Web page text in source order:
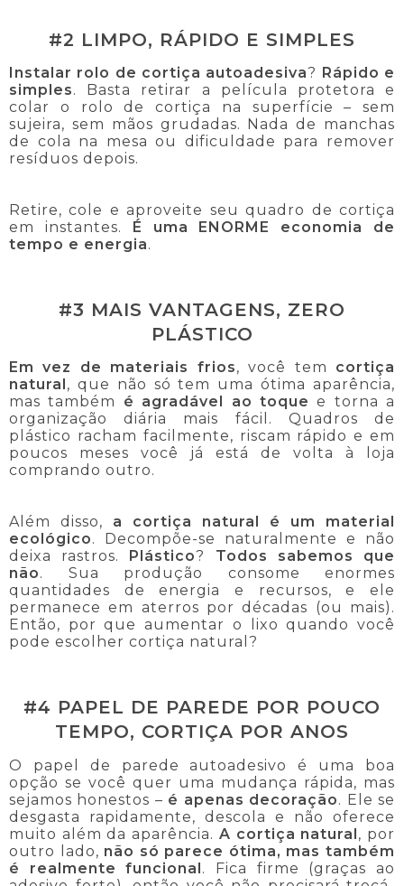
#2 LIMPO, RÁPIDO E SIMPLES
Instalar rolo de cortiça autoadesiva? Rápido e
simples. Basta retirar a película protetora e
colar o rolo de cortiça na superfície – sem
sujeira, sem mãos grudadas. Nada de manchas
de cola na mesa ou dificuldade para remover
resíduos depois.
Retire, cole e aproveite seu quadro de cortiça
em instantes. É uma ENORME economia de
tempo e energia.
#3 MAIS VANTAGENS, ZERO
PLÁSTICO
Em vez de materiais frios, você tem cortiça
natural , que não só tem uma ótima aparência,
mas também é agradável ao toque e torna a
organização diária mais fácil. Quadros de
plástico racham facilmente, riscam rápido e em
poucos meses você já está de volta à loja
comprando outro.
Além disso, a cortiça natural é um material
ecológico. Decompõe-se naturalmente e não
deixa rastros.
Plástico? Todos sabemos que
não. Sua produção consome enormes
quantidades de energia e recursos, e ele
permanece em aterros por décadas (ou mais).
Então, por que aumentar o lixo quando você
pode escolher cortiça natural?
#4 PAPEL DE PAREDE POR POUCO
TEMPO, CORTIÇA POR ANOS
O papel de parede autoadesivo é uma boa
opção se você quer uma mudança rápida, mas
sejamos honestos – é apenas decoração. Ele se
desgasta rapidamente, descola e não oferece
muito além da aparência. A cortiça natural, por
outro lado, não só parece ótima, mas também
é realmente funcional. Fica firme (graças ao